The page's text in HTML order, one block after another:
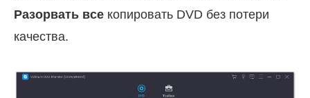
Разорвать все копировать DVD без потери
качества.